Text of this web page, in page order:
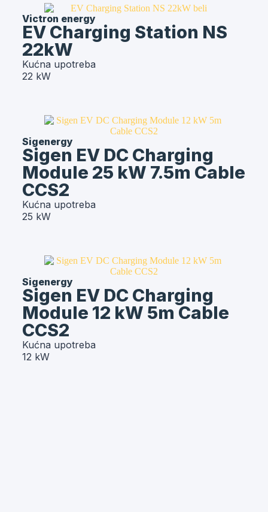
Victron energy
EV Charging Station NS
22kW
Kućna upotreba
22 kW
Sigenergy
Sigen EV DC Charging
Module 25 kW 7.5m Cable
CCS2
Kućna upotreba
25 kW
Sigenergy
Sigen EV DC Charging
Module 12 kW 5m Cable
CCS2
Kućna upotreba
12 kW